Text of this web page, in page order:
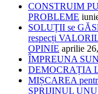
CONSTRUIM
PROBLEME
SOLUȚII se
respecți
OPINIE aprilie
ÎMPREUNA
DEMOCRAȚIA
MIȘCAREA
SPRIJINUL